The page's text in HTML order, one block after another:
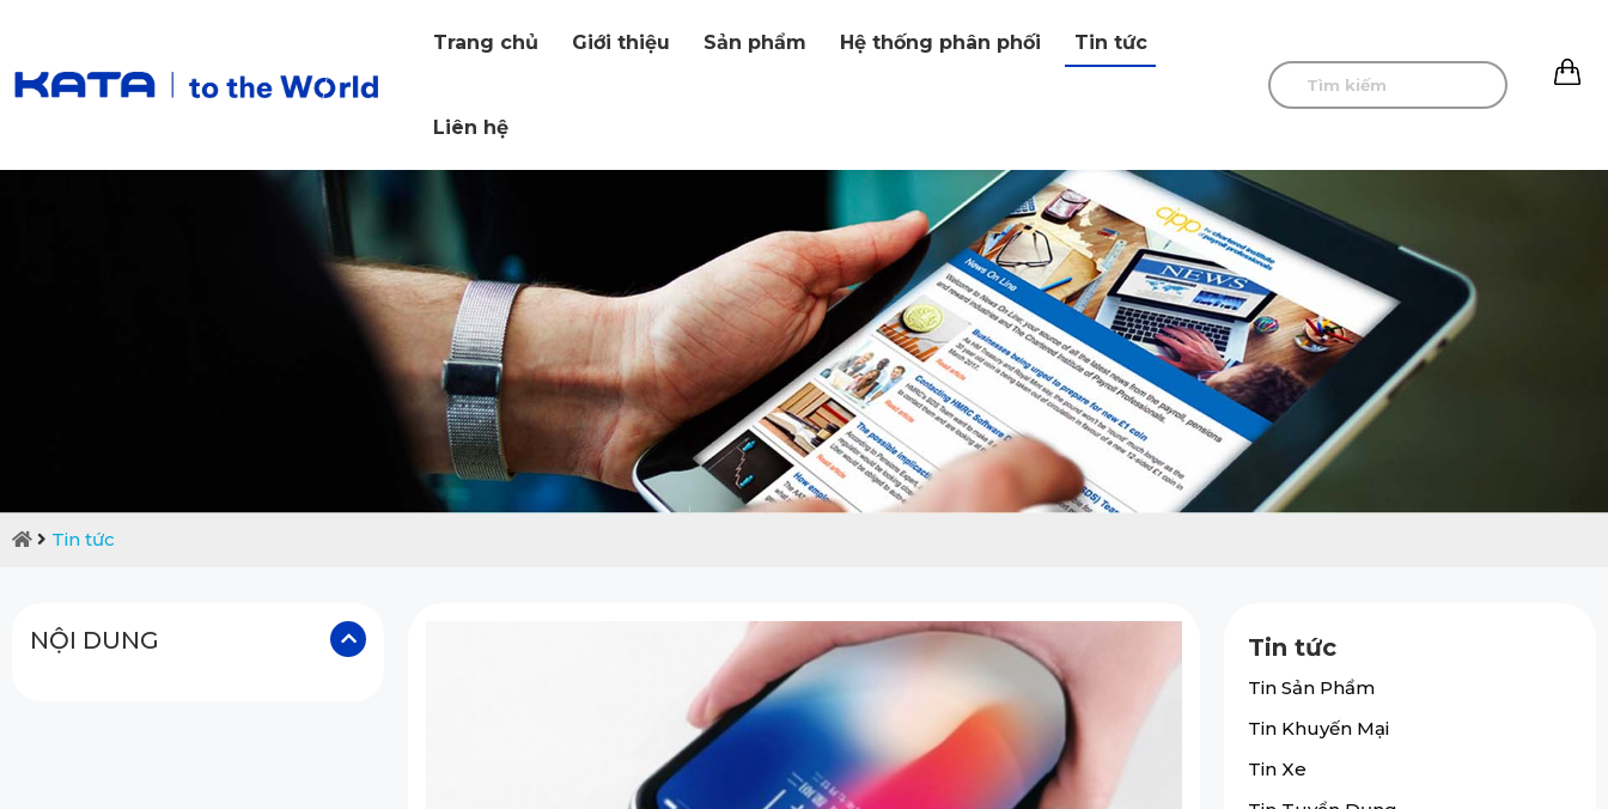
Trang chủ Giới thiệu Sản phẩm Hệ thống phân phối Tin tức
Liên hệ
Tin tức
NỘI DUNG Tin tức
Tin Sản Phẩm
Tin Khuyến Mại
Tin Xe